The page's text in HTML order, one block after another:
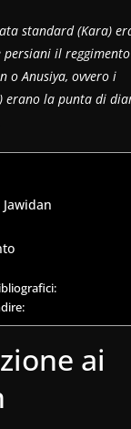
standard (Kara)
persiani il
o Anusiya, ovvero i
erano la punta di
ai